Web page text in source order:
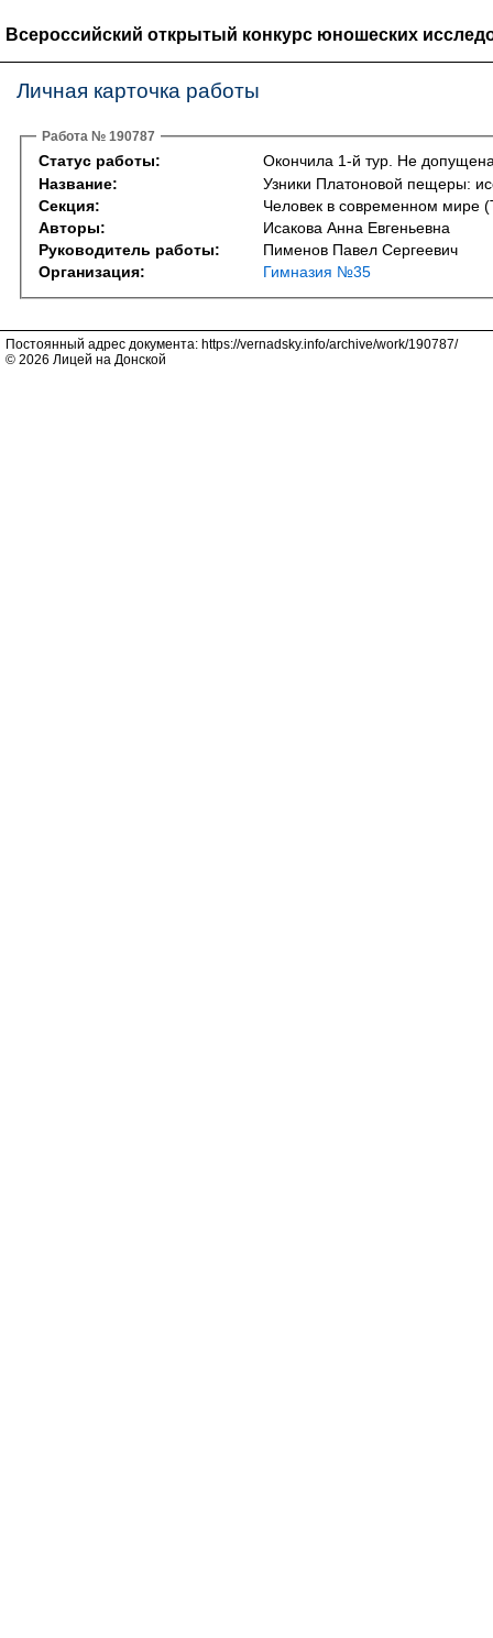
Всероссийский открытый конкурс юношеских
Личная карточка работы
Работа № 190787
Статус работы:
Окончила 1-й тур. Не
Название:
Узники Платоновой пещеры:
Секция:
Человек в современном мире
Авторы:
Исакова Анна Евгеньевна
Руководитель работы:
Пименов Павел Сергеевич
Организация:
Гимназия №35
Постоянный адрес документа: https://vernadsky.info/archive/work/190787/
© 2026 Лицей на Донской